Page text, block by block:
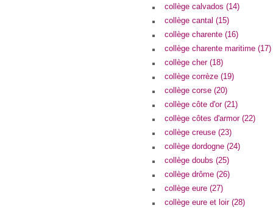
collège calvados (14)
collège cantal (15)
collège charente (16)
collège charente maritime (17)
collège cher (18)
collège corrèze (19)
collège corse (20)
collège côte d'or (21)
collège côtes d'armor (22)
collège creuse (23)
collège dordogne (24)
collège doubs (25)
collège drôme (26)
collège eure (27)
collège eure et loir (28)